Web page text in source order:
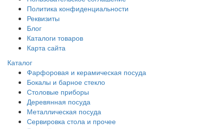
Политика конфиденциальности
Реквизиты
Блог
Каталоги товаров
Карта сайта
Каталог
Фарфоровая и керамическая посуда
Бокалы и барное стекло
Столовые приборы
Деревянная посуда
Металлическая посуда
Сервировка стола и прочее